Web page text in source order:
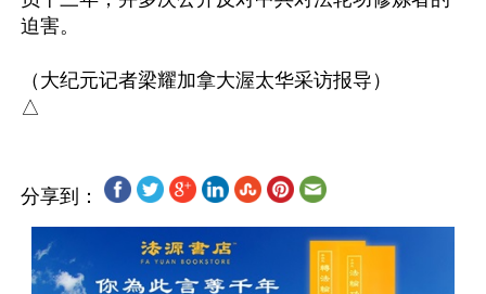
迫害。
（大纪元记者梁耀加拿大渥太华采访报导）
分享到：